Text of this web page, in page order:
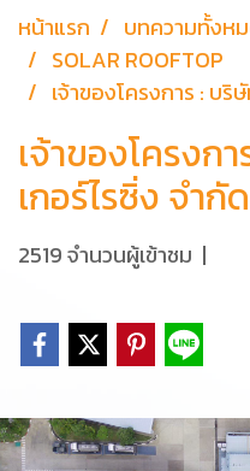
หน้าแรก บทความทั้งห
SOLAR ROOFTOP
เจ้าของโครงการ : บริ
เจ้าของโครงก
เกอร์ไรซิ่ง จำกัด
2519 จำนวนผู้เข้าชม |